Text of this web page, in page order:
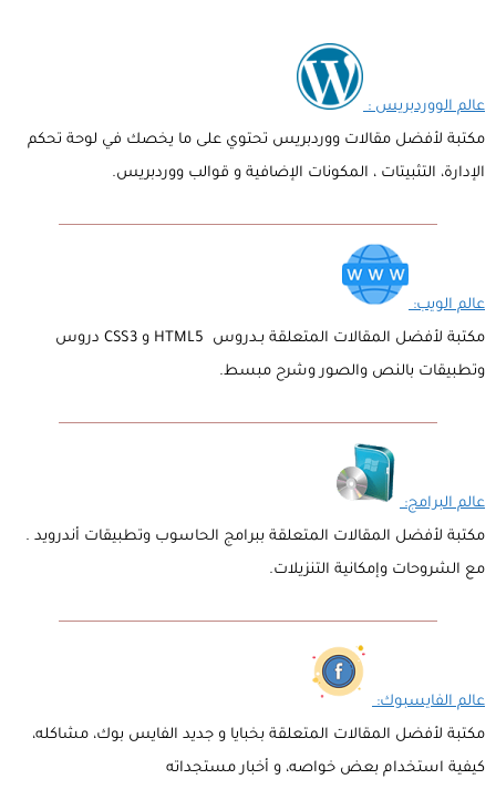
عالم الووردبريس :
مكتبة لأفضل مقالات ووردبريس تحتوي على ما يخصك في لوحة تحكم
الإدارة، التثبيتات ، المكونات الإضافية و قوالب ووردبريس.
عالم الويب:
مكتبة لأفضل المقالات المتعلقة بـدروس HTML5 و CSS3 دروس
وتطبيقات بالنص والصور وشرح مبسط.
عالم البرامج:
مكتبة لأفضل المقالات المتعلقة ببرامج الحاسوب وتطبيقات أندرويد .
مع الشروحات وإمكانية التنزيلات.
عالم الفايسبوك:
مكتبة لأفضل المقالات المتعلقة بخبايا و جديد الفايس بوك، مشاكله،
كيفية استخدام بعض خواصه، و أخبار مستجداته